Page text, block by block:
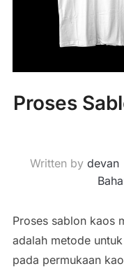
Proses
Written by devan
Proses sablon kaos
adalah metode
pada permukaan